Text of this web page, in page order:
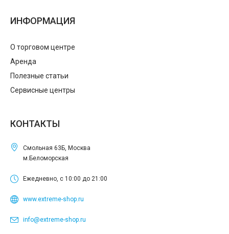
ИНФОРМАЦИЯ
О торговом центре
Аренда
Полезные статьи
Сервисные центры
КОНТАКТЫ
Смольная 63Б, Москва
м.Беломорская
Ежедневно, с 10:00 до 21:00
www.extreme-shop.ru
info@extreme-shop.ru